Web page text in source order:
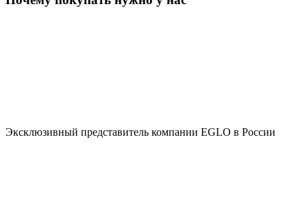
Эксклюзивный представитель компании EGLO в России